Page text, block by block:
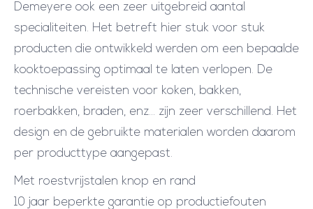
Demeyere ook een zeer uitgebreid aantal
specialiteiten. Het betreft hier stuk voor stuk
producten die ontwikkeld werden om een bepaalde
kooktoepassing optimaal te laten verlopen. De
technische vereisten voor koken, bakken,
roerbakken, braden, enz… zijn zeer verschillend. Het
design en de gebruikte materialen worden daarom
per producttype aangepast.
Met roestvrijstalen knop en rand
10 jaar beperkte garantie op productiefouten